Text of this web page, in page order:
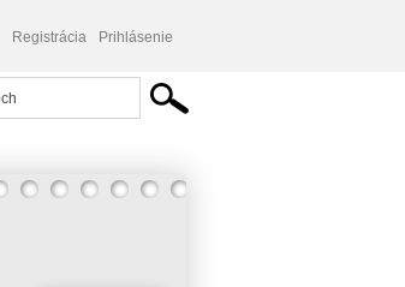
Registrácia Prihlásenie